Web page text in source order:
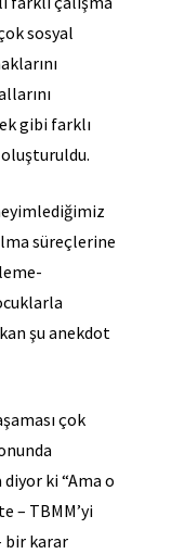
sosyal
gibi farklı
süreçlerine
şu anekdot
çok
ki “Ama o
– TBMM’yi
bir karar